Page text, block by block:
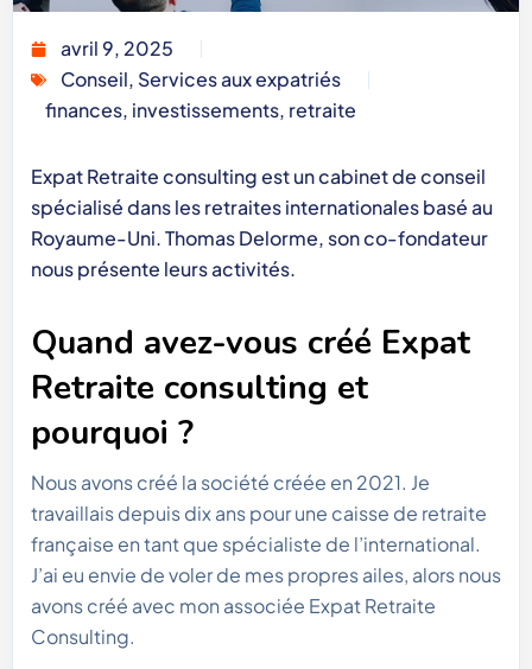
avril 9, 2025
Conseil, Services aux expatriés
finances, investissements, retraite
Expat Retraite consulting est un cabinet de conseil
spécialisé dans les retraites internationales basé au
Royaume-Uni. Thomas Delorme, son co-fondateur
nous présente leurs activités.
Quand avez-vous créé Expat
Retraite consulting et
pourquoi ?
Nous avons créé la société créée en 2021. Je
travaillais depuis dix ans pour une caisse de retraite
française en tant que spécialiste de l’international.
J’ai eu envie de voler de mes propres ailes, alors nous
avons créé avec mon associée Expat Retraite
Consulting.